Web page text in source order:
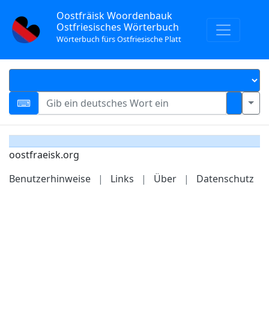
Oostfräisk Woordenbauk
Ostfriesisches Wörterbuch
Wörterbuch fürs Ostfriesische Platt
oostfraeisk.org
Benutzerhinweise
| Links | Über | Datenschutz